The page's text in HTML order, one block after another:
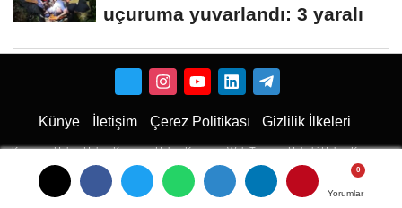
Yorumlar
Yorumlar
Yorumlar
uçuruma yuvarlandı: 3 yaralı
Künye İletişim Çerez Politikası Gizlilik İlkeleri
Karaman Haber Haber Karaman Haber Karaman Web Tasarım Hukuki Haber Karaman
Emlak Karaman Çiçekci
Haber